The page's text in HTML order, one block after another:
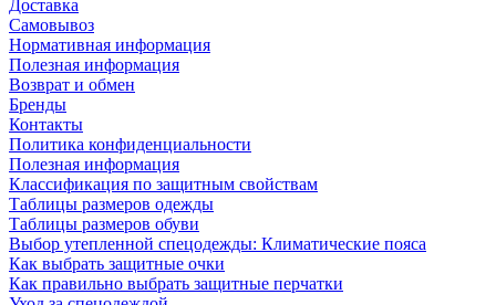
Доставка
Самовывоз
Нормативная информация
Полезная информация
Возврат и обмен
Бренды
Контакты
Политика конфиденциальности
Полезная информация
Классификация по защитным свойствам
Таблицы размеров одежды
Таблицы размеров обуви
Выбор утепленной спецодежды: Климатические пояса
Как выбрать защитные очки
Как правильно выбрать защитные перчатки